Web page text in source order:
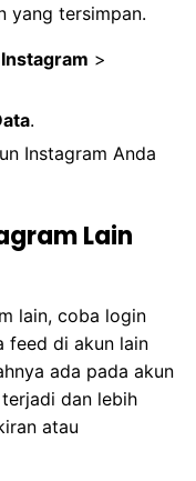
yang tersimpan.
Instagram >
.
Instagram Anda
Lain
lain, coba login
feed di akun lain
ada pada akun
dan lebih
atau